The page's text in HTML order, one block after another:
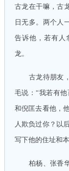
古龙在干嘛，古
日无多。两个人
告诉他，若有人
龙。
古龙待朋友，
毛说：“我若有
和倪匡去看他，
人欺负过你？以
写下他的住址和
柏杨、张香华